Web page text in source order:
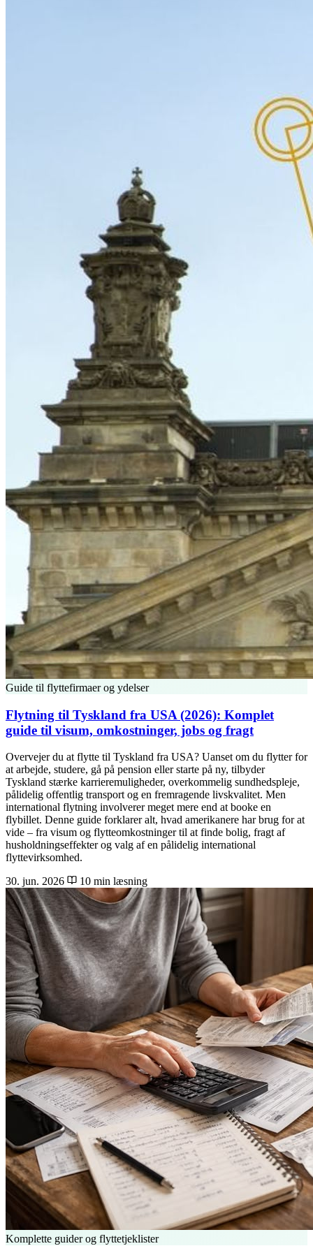
Guide til flyttefirmaer og ydelser
Flytning til Tyskland fra USA (2026): Komplet
guide til visum, omkostninger, jobs og fragt
Overvejer du at flytte til Tyskland fra USA? Uanset om du flytter for
at arbejde, studere, gå på pension eller starte på ny, tilbyder
Tyskland stærke karrieremuligheder, overkommelig sundhedspleje,
pålidelig offentlig transport og en fremragende livskvalitet. Men
international flytning involverer meget mere end at booke en
flybillet. Denne guide forklarer alt, hvad amerikanere har brug for at
vide – fra visum og flytteomkostninger til at finde bolig, fragt af
husholdningseffekter og valg af en pålidelig international
flyttevirksomhed.
30. jun. 2026
10 min læsning
Komplette guider og flyttetjeklister